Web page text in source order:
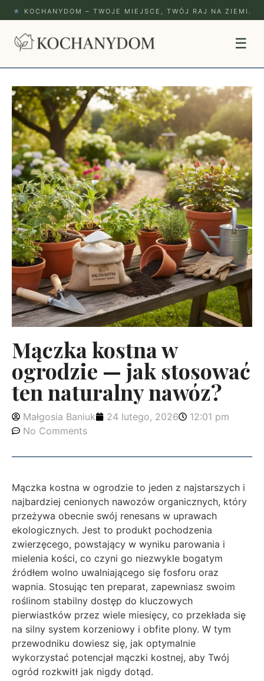
★ KOCHANYDOM – TWOJE MIEJSCE, TWÓJ RAJ NA ZIEMI.
☰
Mączka kostna w
ogrodzie — jak stosować
ten naturalny nawóz?
Małgosia Baniuk 24 lutego, 2026
12:01 pm
No Comments
Mączka kostna w ogrodzie to jeden z najstarszych i
najbardziej cenionych nawozów organicznych, który
przeżywa obecnie swój renesans w uprawach
ekologicznych. Jest to produkt pochodzenia
zwierzęcego, powstający w wyniku parowania i
mielenia kości, co czyni go niezwykle bogatym
źródłem wolno uwalniającego się fosforu oraz
wapnia. Stosując ten preparat, zapewniasz swoim
roślinom stabilny dostęp do kluczowych
pierwiastków przez wiele miesięcy, co przekłada się
na silny system korzeniowy i obfite plony. W tym
przewodniku dowiesz się, jak optymalnie
wykorzystać potencjał mączki kostnej, aby Twój
ogród rozkwitł jak nigdy dotąd.